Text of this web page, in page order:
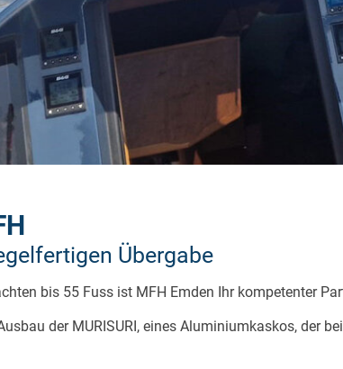
Übergabe
bis 55 Fuss ist MFH Emden Ihr kompetenter
der MURISURI, eines Aluminiumkaskos, der